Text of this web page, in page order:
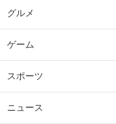
グルメ
ゲーム
スポーツ
ニュース